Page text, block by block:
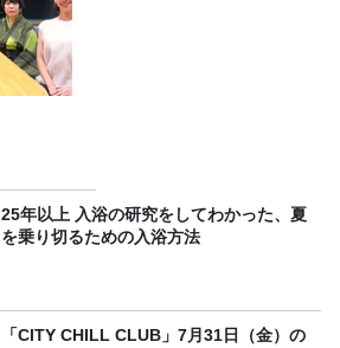
25年以上 入浴の研究をしてわかった、夏
を乗り切るための入浴方法
「CITY CHILL CLUB」7月31日（金）の